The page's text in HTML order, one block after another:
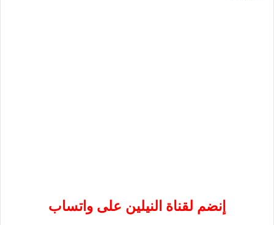
إنضم لقناة النيلين على واتساب